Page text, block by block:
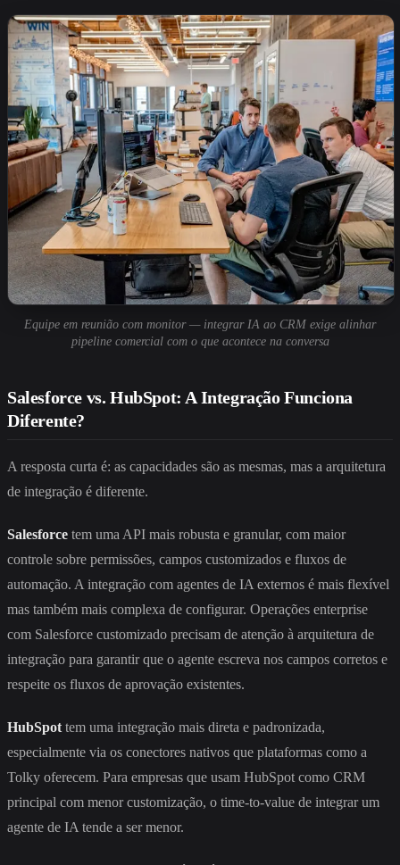
Equipe em reunião com monitor — integrar IA ao CRM exige alinhar
pipeline comercial com o que acontece na conversa
Salesforce vs. HubSpot: A Integração Funciona
Diferente?
A resposta curta é: as capacidades são as mesmas, mas a arquitetura
de integração é diferente.
Salesforce tem uma API mais robusta e granular, com maior
controle sobre permissões, campos customizados e fluxos de
automação. A integração com agentes de IA externos é mais flexível
mas também mais complexa de configurar. Operações enterprise
com Salesforce customizado precisam de atenção à arquitetura de
integração para garantir que o agente escreva nos campos corretos e
respeite os fluxos de aprovação existentes.
HubSpottem uma integração mais direta e padronizada,
especialmente via os conectores nativos que plataformas como a
Tolky oferecem. Para empresas que usam HubSpot como CRM
principal com menor customização, o time-to-value de integrar um
agente de IA tende a ser menor.